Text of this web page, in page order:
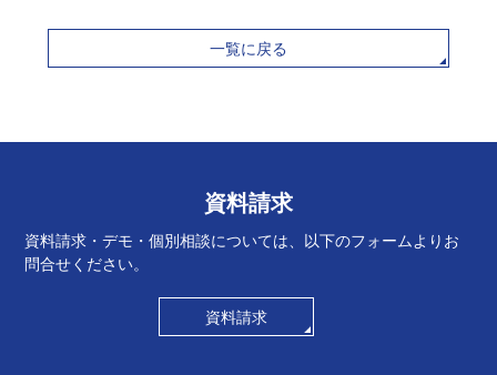
一覧に戻る
資料請求
資料請求・デモ・個別相談については、以下のフォームよりお
問合せください。
資料請求